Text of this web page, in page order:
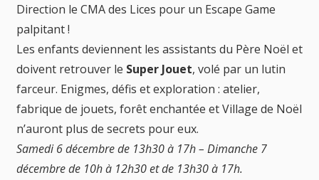
Direction le CMA des Lices pour un Escape Game
palpitant !
Les enfants deviennent les assistants du Père Noël et
doivent retrouver le Super Jouet, volé par un lutin
farceur. Enigmes, défis et exploration : atelier,
fabrique de jouets, forêt enchantée et Village de Noël
n’auront plus de secrets pour eux.
Samedi 6 décembre de 13h30 à 17h – Dimanche 7
décembre de 10h à 12h30 et de 13h30 à 17h.